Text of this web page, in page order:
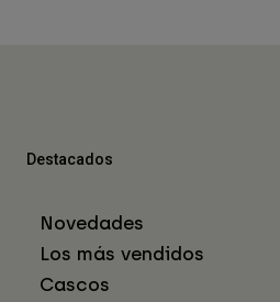
Destacados
Novedades
Los más vendidos
Cascos